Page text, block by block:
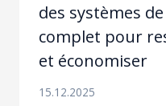
des systèmes
complet pour
et économiser
15.12.2025